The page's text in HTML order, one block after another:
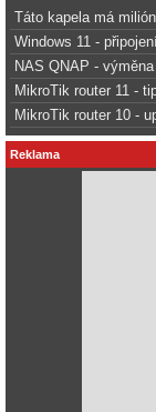
Táto kapela má
Windows 11 -
NAS QNAP -
MikroTik router 11 -
MikroTik router 10 -
Reklama